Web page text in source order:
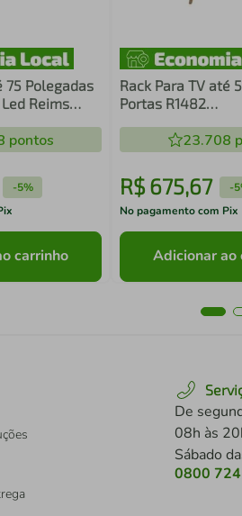
75 Polegadas
Reims
pontos
-5%
carrinho
Rack Para TV até
Portas R1482
23.708
R$675,67 -
No pagamento com Pix
Adicionar ao
De
08h às
Sábado
0800